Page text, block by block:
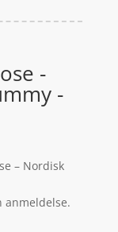
-
-
– Nordisk
anmeldelse.